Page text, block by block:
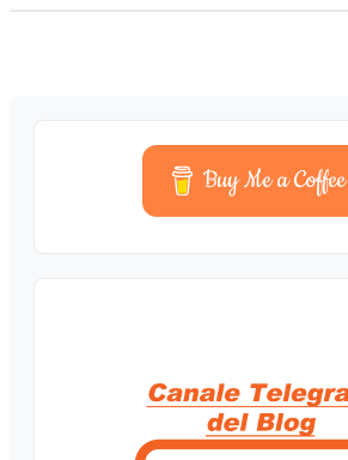
Buy Me a Coffee